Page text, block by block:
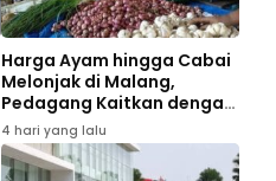
Harga Ayam hingga Cabai
Melonjak di Malang,
Pedagang Kaitkan dengan
MBG dan Tahun Ajaran
Baru
4 hari yang lalu